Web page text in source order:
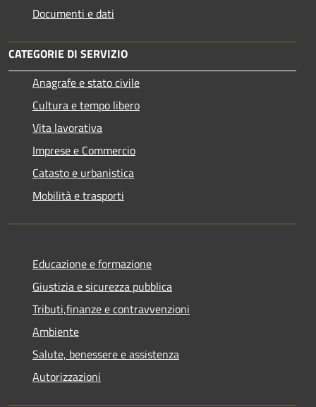
Documenti e dati
CATEGORIE DI SERVIZIO
Anagrafe e stato civile
Cultura e tempo libero
Vita lavorativa
Imprese e Commercio
Catasto e urbanistica
Mobilità e trasporti
Educazione e formazione
Giustizia e sicurezza pubblica
Tributi,finanze e contravvenzioni
Ambiente
Salute, benessere e assistenza
Autorizzazioni